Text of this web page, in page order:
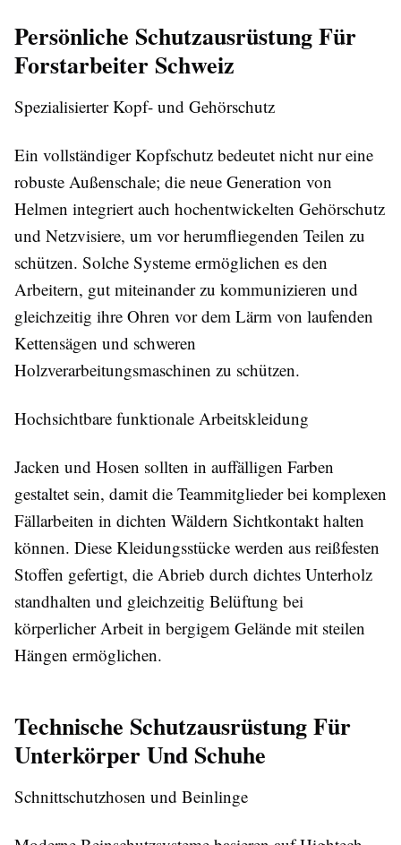
Persönliche Schutzausrüstung Für
Forstarbeiter Schweiz
Spezialisierter Kopf- und Gehörschutz
Ein vollständiger Kopfschutz bedeutet nicht nur eine
robuste Außenschale; die neue Generation von
Helmen integriert auch hochentwickelten Gehörschutz
und Netzvisiere, um vor herumfliegenden Teilen zu
schützen. Solche Systeme ermöglichen es den
Arbeitern, gut miteinander zu kommunizieren und
gleichzeitig ihre Ohren vor dem Lärm von laufenden
Kettensägen und schweren
Holzverarbeitungsmaschinen zu schützen.
Hochsichtbare funktionale Arbeitskleidung
Jacken und Hosen sollten in auffälligen Farben
gestaltet sein, damit die Teammitglieder bei komplexen
Fällarbeiten in dichten Wäldern Sichtkontakt halten
können. Diese Kleidungsstücke werden aus reißfesten
Stoffen gefertigt, die Abrieb durch dichtes Unterholz
standhalten und gleichzeitig Belüftung bei
körperlicher Arbeit in bergigem Gelände mit steilen
Hängen ermöglichen.
Technische Schutzausrüstung Für
Unterkörper Und Schuhe
Schnittschutzhosen und Beinlinge